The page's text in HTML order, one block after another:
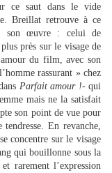
ce saut dans le vide
Breillat retrouve à ce
son œuvre : celui de
près sur le visage de
du film, avec son
rassurant » chez
Parfait amour !- qui
mais ne la satisfait
son point de vue pour
En revanche,
concentre sur le visage
qui bouillonne sous la
rarement l’expression